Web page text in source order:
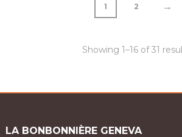
1 2 →
Showing 1–16 of 31
LA BONBONNIÈRE GENEVA